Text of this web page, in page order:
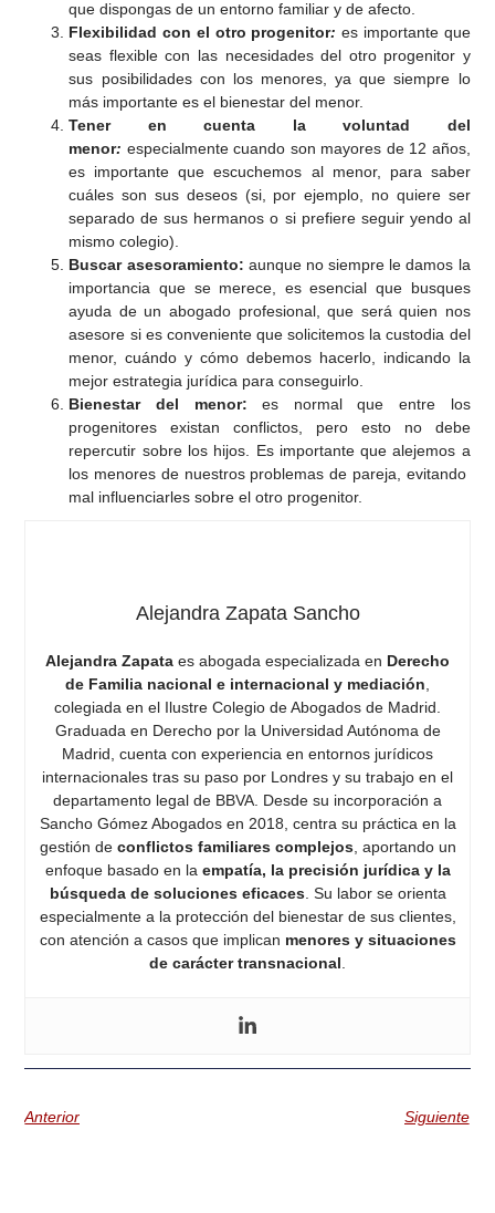
que dispongas de un entorno familiar y de afecto.
Flexibilidad con el otro progenitor: es importante que
seas flexible con las necesidades del otro progenitor y
sus posibilidades con los menores, ya que siempre lo
más importante es el bienestar del menor.
Tener en cuenta la voluntad del
menor: especialmente cuando son mayores de 12 años,
es importante que escuchemos al menor, para saber
cuáles son sus deseos (si, por ejemplo, no quiere ser
separado de sus hermanos o si prefiere seguir yendo al
mismo colegio).
Buscar asesoramiento: aunque no siempre le damos la
importancia que se merece, es esencial que busques
ayuda de un abogado profesional, que será quien nos
asesore si es conveniente que solicitemos la custodia del
menor, cuándo y cómo debemos hacerlo, indicando la
mejor estrategia jurídica para conseguirlo.
Bienestar del menor: es normal que entre los
progenitores existan conflictos, pero esto no debe
repercutir sobre los hijos. Es importante que alejemos a
los menores de nuestros problemas de pareja, evitando
mal influenciarles sobre el otro progenitor.
Alejandra Zapata Sancho
Alejandra Zapata es abogada especializada en Derecho
de Familia nacional e internacional y mediación
colegiada en el Ilustre Colegio de Abogados de Madrid.
Graduada en Derecho por la Universidad Autónoma de
Madrid, cuenta con experiencia en entornos jurídicos
internacionales tras su paso por Londres y su trabajo en el
departamento legal de BBVA. Desde su incorporación a
Sancho Gómez Abogados en 2018, centra su práctica en la
gestión de conflictos familiares complejos, aportando un
enfoque basado en la empatía, la precisión jurídica y la
búsqueda de soluciones eficaces. Su labor se orienta
especialmente a la protección del bienestar de sus clientes,
con atención a casos que implican menores y situaciones
de carácter transnacional
Anterior Siguiente